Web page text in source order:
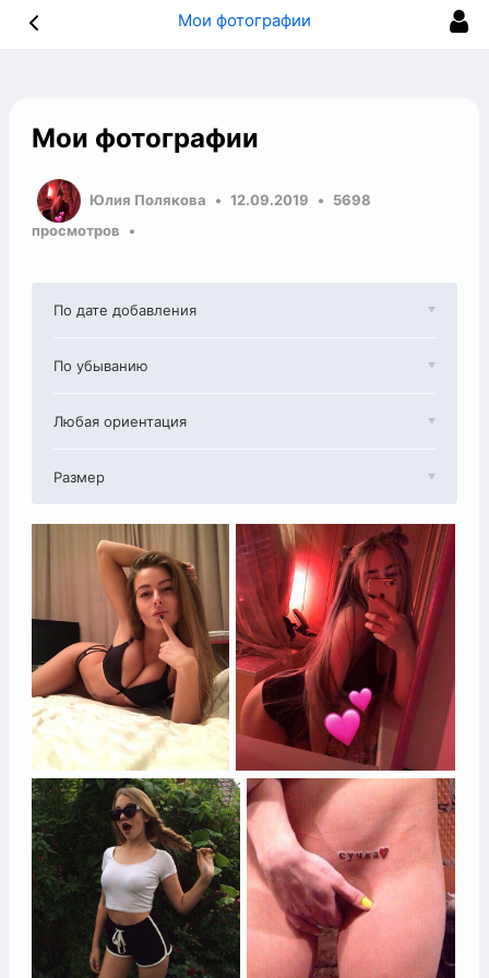
Мои фотографии
Мои фотографии
Юлия Полякова 12.09.2019
5698
просмотров
По дате добавления
По убыванию
Любая ориентация
Размер